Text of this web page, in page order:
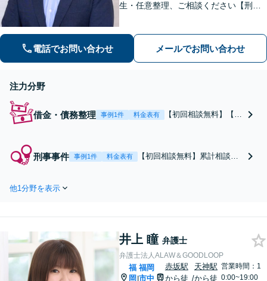
生・任意整理、ご相談ください【刑事
ミス、誤診、薬物投与ミス、説明義務
違反。複数人体制で対応します。
電話でお問い合わせ メールでお問い合わせ
注力分野
借金・債務整理 事例1件 料金表有
【初回相談無料】【分
時効の援用など。借金
問題には解決方法があ
【夜間・休日相談O
K】
刑事事件 事例1件 料金表有
【初回相談無料】累計相談件
さい。痴漢、盗撮などの性犯
欺、少年事件【赤坂駅3分】
【夜間・休日相談OK】
他1分野を表示
井上 瞳 弁護士
弁護士法人ALAW＆GOODLOOP
福
岡 |
福岡
市中
赤坂駅
から徒 /
天神駅
から徒
営業時間：1
0:00~19:00